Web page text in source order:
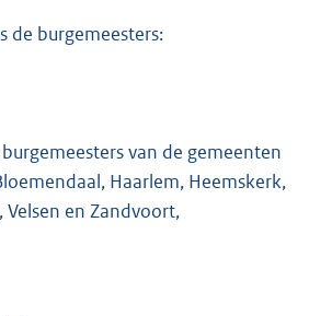
de burgemeesters:
van de gemeenten
Haarlem, Heemskerk,
Velsen en Zandvoort,